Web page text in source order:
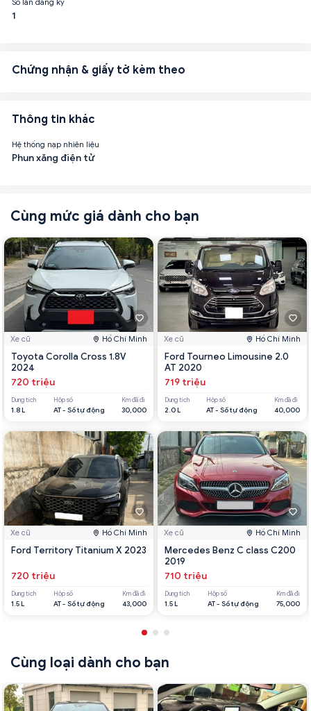
Số lần đăng ký
1
Chứng nhận & giấy tờ kèm theo
Thông tin khác
Hệ thống nạp nhiên liệu
Phun xăng điện tử
Cùng mức giá dành cho bạn
Xe cũ Hồ Chí Minh
Toyota Corolla Cross 1.8V
2024
720 triệu
Dung tích
1.8 L
Hộp số
AT - Số tự động
Km đã đi
30,000
Xe cũ Hồ Chí Minh
Ford Territory Titanium X 2023
720 triệu
Dung tích
1.5 L
Hộp số
AT - Số tự động
Km đã đi
43,000
Xe cũ Hồ Chí Minh
Ford Tourneo Limousine 2.0
AT 2020
719 triệu
Dung tích
2.0 L
Hộp số
AT - Số tự động
Km đã đi
40,000
Xe cũ Hồ Chí Minh
Mercedes Benz C class C200
2019
710 triệu
Dung tích
1.5 L
Hộp số
AT - Số tự động
Km đã đi
75,000
Cùng loại dành cho bạn